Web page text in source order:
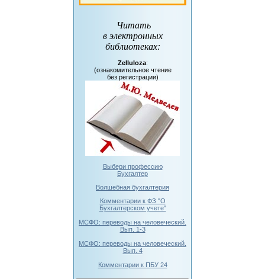
Читать
в электронных
библиотеках:
Zelluloza:
(ознакомительное чтение
без регистрации)
Выбери профессию
Бухгалтер
Волшебная бухгалтерия
Комментарии к ФЗ "О
Бухгалтерском учете"
МСФО: переводы на человеческий.
Вып. 1-3
МСФО: переводы на человеческий.
Вып. 4
Комментарии к ПБУ 24